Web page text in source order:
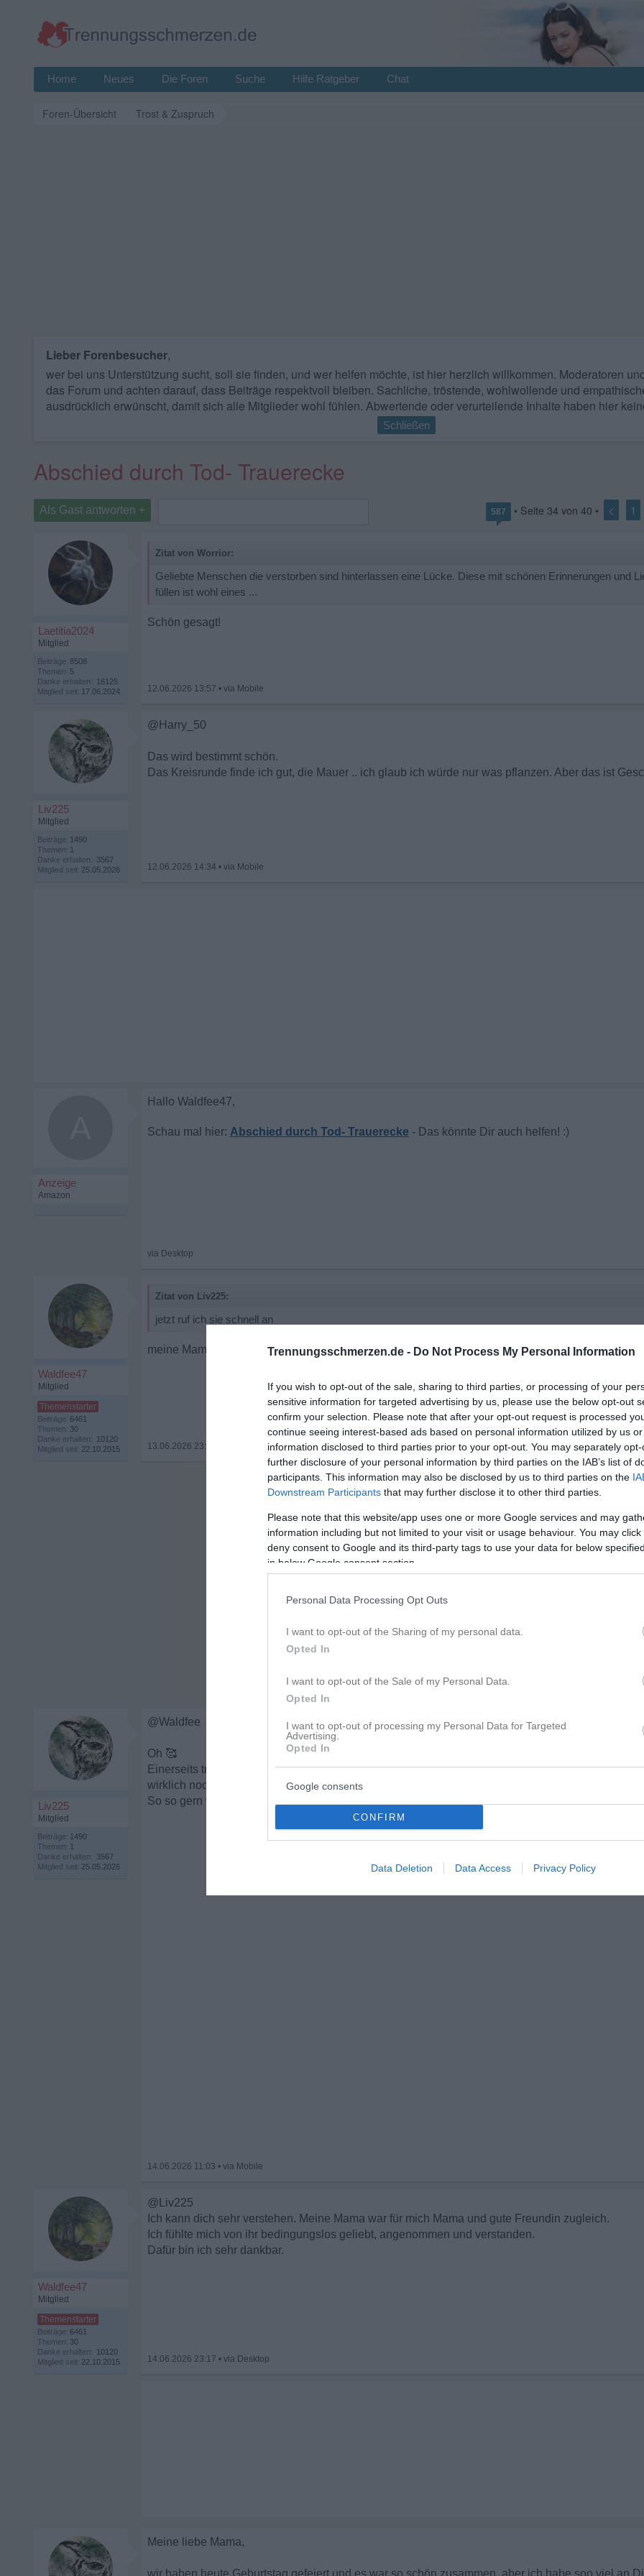
Trennungsschmerzen.de - Do Not Process My Personal Information
If you wish to opt-out of the sale, sharing to third parties, or processing of your
sensitive information for targeted advertising by us, please use the below opt-out
confirm your selection. Please note that after your opt-out request is processed
continue seeing interest-based ads based on personal information utilized by us
information disclosed to third parties prior to your opt-out. You may separately
further disclosure of your personal information by third parties on the IAB’s list of
participants. This information may also be disclosed by us to third parties on the
Downstream Participants that may further disclose it to other third parties.
Please note that this website/app uses one or more Google services and may
information including but not limited to your visit or usage behaviour. You may
deny consent to Google and its third-party tags to use your data for below
in below Google consent section.
Personal Data Processing Opt Outs
I want to opt-out of the Sharing of my personal data.
Opted In
I want to opt-out of the Sale of my Personal Data.
Opted In
I want to opt-out of processing my Personal Data for Targeted
Advertising.
Opted In
Google consents
CONFIRM
Data Deletion Data Access Privacy Policy
Home Neues Die Foren Suche Hilfe Ratgeber Chat
Foren-Übersicht Trost & Zuspruch
Lieber Forenbesucher,
wer bei uns Unterstützung sucht, soll sie finden, und wer helfen möchte, ist hier herzlich willkommen. Moderatoren
das Forum und achten darauf, dass Beiträge respektvoll bleiben. Sachliche, tröstende, wohlwollende und
ausdrücklich erwünscht, damit sich alle Mitglieder wohl fühlen. Abwertende oder verurteilende Inhalte haben hier
Schließen
Abschied durch Tod- Trauerecke
Als Gast antworten + 587 • Seite 34 von 40 • < 1
Laetitia2024
Mitglied
Beiträge: 8508
Themen: 5
Danke erhalten: 16125
Mitglied seit: 17.06.2024
Zitat von Worrior:
Geliebte Menschen die verstorben sind hinterlassen eine Lücke. Diese mit schönen Erinnerungen und
füllen ist wohl eines ...
Schön gesagt!
12.06.2026 13:57 •
Liv225
Mitglied
Beiträge: 1490
Themen: 1
Danke erhalten: 3567
Mitglied seit: 25.05.2026
@Harry_50
Das wird bestimmt schön.
Das Kreisrunde finde ich gut, die Mauer .. ich glaub ich würde nur was pflanzen. Aber das ist
12.06.2026 14:34 •
Abschied durch Tod- Trauerecke
Waldfee47
Mitglied
Beiträge: 6461
Themen: 30
Danke erhalten: 10120
Mitglied seit: 22.10.2015
Zitat von Liv225:
jetzt ruf ich sie schnell an
meine Mama ist 2012 verstorben und ich habe noch oft das Gefühl, dass ich sie gerne anrufen
13.06.2026 23:10
Liv225
Mitglied
Beiträge: 1490
Themen: 1
Danke erhalten: 3567
Mitglied seit: 25.05.2026
@Waldfee
Oh 🥰
Einerseits traurig, einerseits schön, weil es zeigt, dass sie unvergessen sind und
wirklich noch „da“
So so gern würde ich wirklich ihre Stimme hören, ihre Hand spüren…
14.06.2026 11:03 •
Waldfee47
Mitglied
Beiträge: 6461
Themen: 30
Danke erhalten: 10120
Mitglied seit: 22.10.2015
@Liv225
Ich kann dich sehr verstehen. Meine Mama war für mich Mama und gute Freundin zugleich.
Ich fühlte mich von ihr bedingungslos geliebt, angenommen und verstanden.
Dafür bin ich sehr dankbar.
14.06.2026 23:17 •
Meine liebe Mama,
wir haben heute Geburtstag gefeiert und es war so schön zusammen, aber ich habe soo viel an